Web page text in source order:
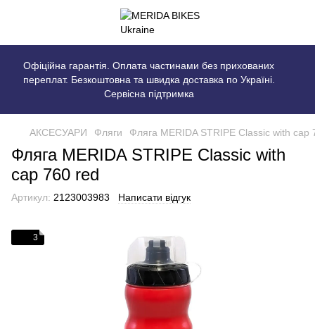
Офіційна гарантія. Оплата частинами без прихованих
переплат. Безкоштовна та швидка доставка по Україні.
Сервісна підтримка
АКСЕСУАРИ Фляги Фляга MERIDA STRIPE Classic with cap
Фляга MERIDA STRIPE Classic with
cap 760 red
Артикул: 2123003983 Написати відгук
3